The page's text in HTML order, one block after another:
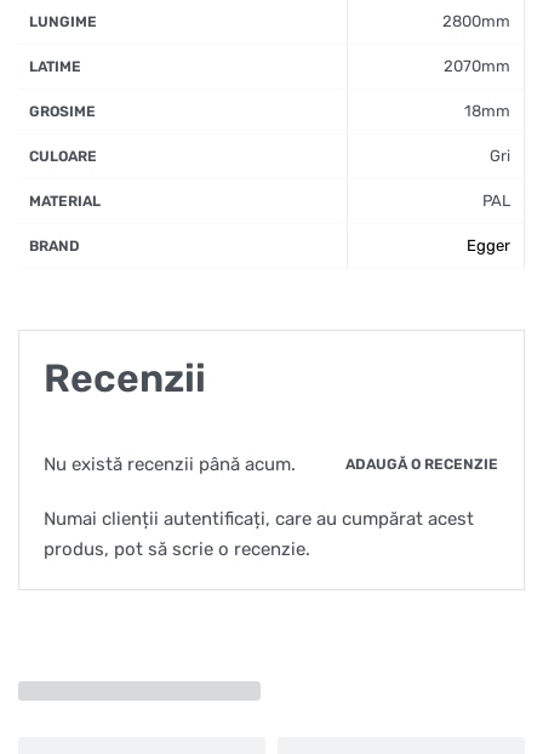
LUNGIME 2800mm
LATIME 2070mm
GROSIME 18mm
CULOARE Gri
MATERIAL PAL
BRAND Egger
Recenzii
Nu există recenzii până acum. ADAUGĂ O RECENZIE
Numai clienții autentificați, care au cumpărat acest
produs, pot să scrie o recenzie.